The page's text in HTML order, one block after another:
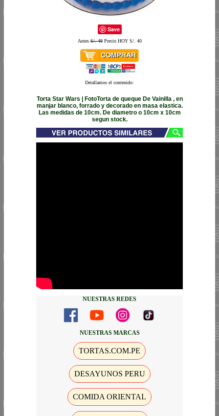
Save
AntesS/. 49Precio HOY S/. 40
Detallamos el contenido:
Torta Star Wars | FotoTorta de queque De Vainilla , en
manjar blanco, forrado y decorado en masa elastica.
Las medidas de 10cm. De diametro o 10cm x 10cm
segun stock.
NUESTRAS REDES
NUESTRAS MARCAS
TORTAS.COM.PE
DESAYUNOS PERU
COMIDA ORIENTAL